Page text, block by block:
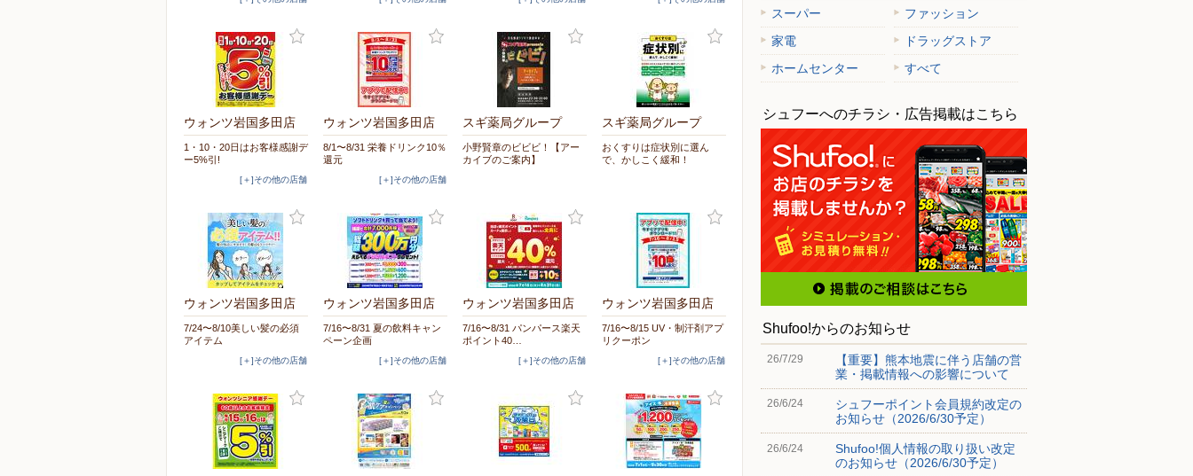
ウォンツ岩国多田店
1・10・20日はお客様感謝デ
ー5%引!
[＋]その他の店舗
ウォンツ岩国多田店
8/1〜8/31 栄養ドリンク10％
還元
[＋]その他の店舗
スギ薬局グループ
小野賢章のビビビ！【アー
カイブのご案内】
スギ薬局グループ
おくすりは症状別に選ん
で、かしこく緩和！
ウォンツ岩国多田店
7/24〜8/10美しい髪の必須
アイテム
[＋]その他の店舗
ウォンツ岩国多田店
7/16〜8/31 夏の飲料キャン
ペーン企画
[＋]その他の店舗
ウォンツ岩国多田店
7/16〜8/31 パンパース楽天
ポイント40…
[＋]その他の店舗
ウォンツ岩国多田店
7/16〜8/15 UV・制汗剤アプ
リクーポン
[＋]その他の店舗
スーパー
ファッション
家電
ドラッグストア
ホームセンター
すべて
シュフーへのチラシ・広告掲載はこちら
Shufoo!からのお知らせ
26/7/29
【重要】熊本地震に伴う店舗の営
業・掲載情報への影響について
26/6/24
シュフーポイント会員規約改定の
お知らせ（2026/6/30予定）
26/6/24
Shufoo!個人情報の取り扱い改定
のお知らせ（2026/6/30予定）